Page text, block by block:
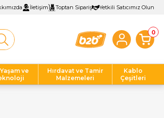
İletişim Toptan Sipariş Yetkili Satıcımız Olun
0
ve
Hırdavat ve Tamir
Malzemeleri
Kablo
Çeşitleri